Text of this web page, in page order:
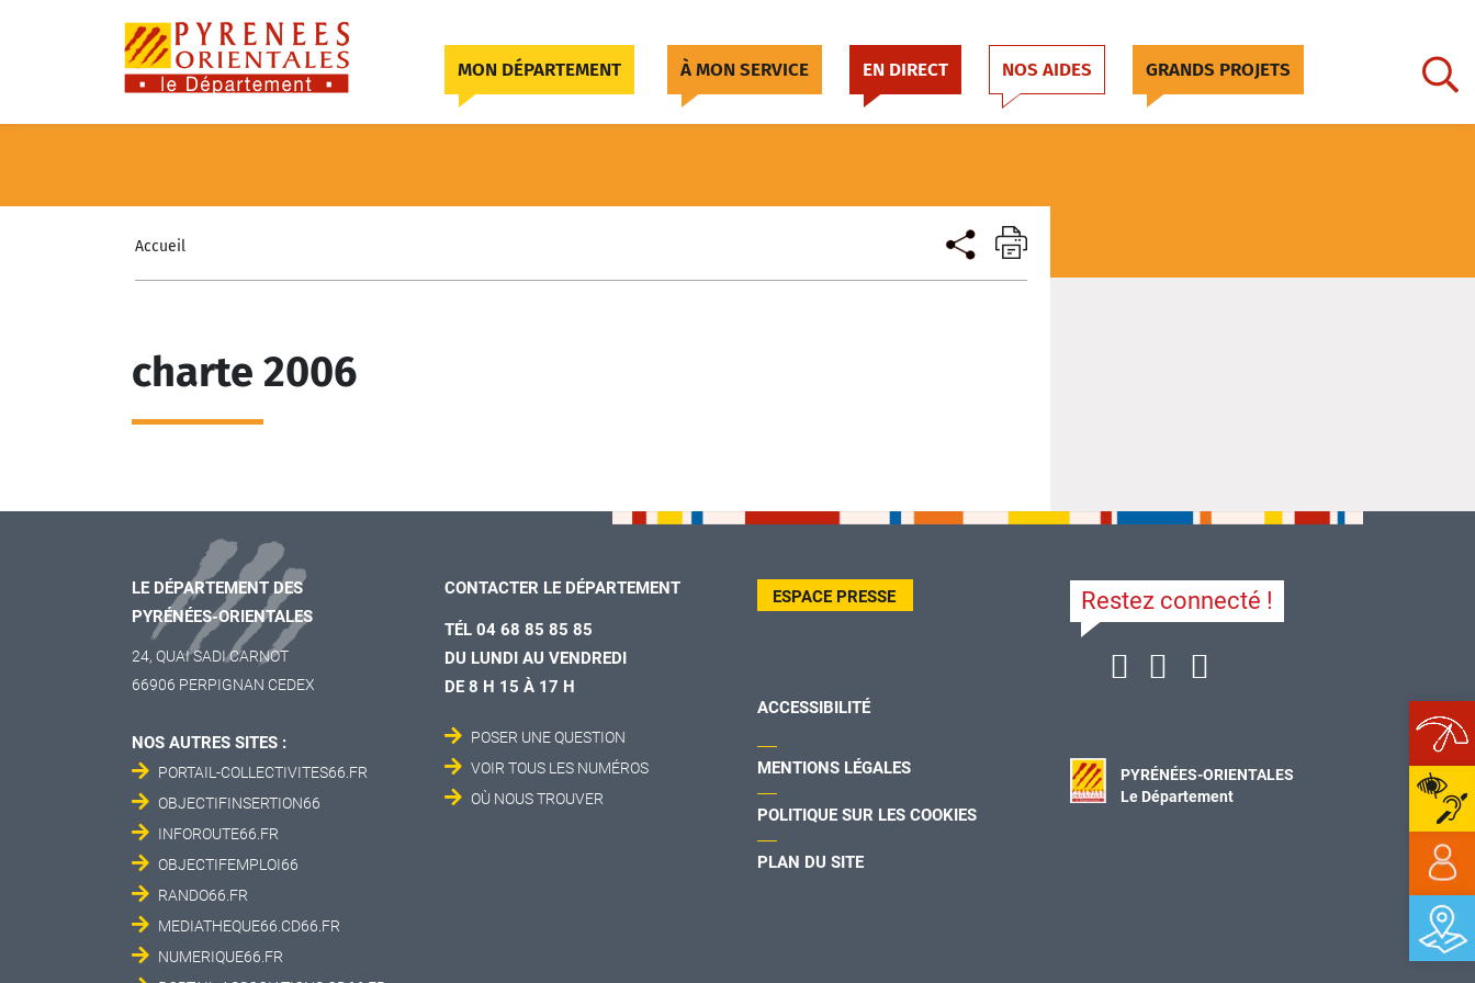
MON DÉPARTEMENT À MON SERVICE EN DIRECT NOS AIDES GRANDS PROJETS
Accueil
charte 2006
LE DÉPARTEMENT DES
PYRÉNÉES-ORIENTALES
24, QUAI SADI CARNOT
66906 PERPIGNAN CEDEX
NOS AUTRES SITES :
PORTAIL-COLLECTIVITES66.FR
OBJECTIFINSERTION66
INFOROUTE66.FR
OBJECTIFEMPLOI66
RANDO66.FR
MEDIATHEQUE66.CD66.FR
NUMERIQUE66.FR
CONTACTER LE DÉPARTEMENT
TÉL 04 68 85 85 85
DU LUNDI AU VENDREDI
DE 8 H 15 À 17 H
POSER UNE QUESTION
VOIR TOUS LES NUMÉROS
OÙ NOUS TROUVER
ESPACE PRESSE
ACCESSIBILITÉ
MENTIONS LÉGALES
POLITIQUE SUR LES COOKIES
PLAN DU SITE
Restez connecté !
PYRÉNÉES-ORIENTALES
Le Département